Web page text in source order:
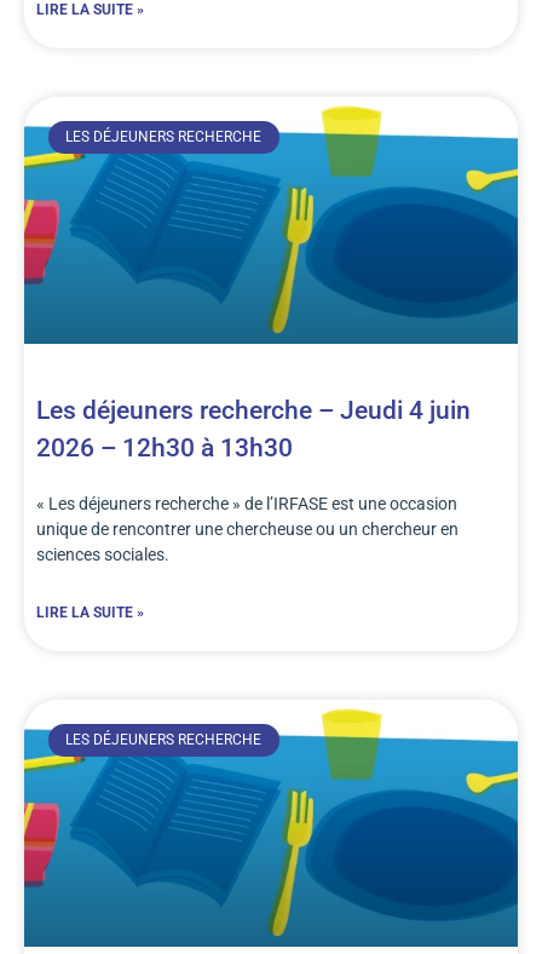
LIRE LA SUITE »
LES DÉJEUNERS RECHERCHE
Les déjeuners recherche – Jeudi 4 juin
2026 – 12h30 à 13h30
« Les déjeuners recherche » de l’IRFASE est une occasion
unique de rencontrer une chercheuse ou un chercheur en
sciences sociales.
LIRE LA SUITE »
LES DÉJEUNERS RECHERCHE